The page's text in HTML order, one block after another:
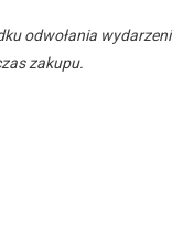
odwołania
zakupu.